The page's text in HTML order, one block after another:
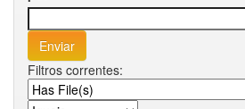
Filtros correntes: